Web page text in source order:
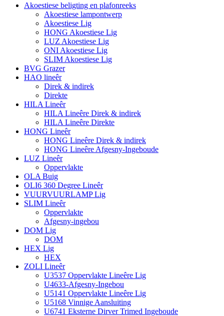
Akoestiese beligting en plafonreeks
Akoestiese lampontwerp
Akoestiese Lig
HONG Akoestiese Lig
LUZ Akoestiese Lig
ONI Akoestiese Lig
SLIM Akoestiese Lig
BVG Grazer
HAO lineêr
Direk & indirek
Direkte
HILA Lineêr
HILA Lineêre Direk & indirek
HILA Lineêre Direkte
HONG Lineêr
HONG Lineêre Direk & indirek
HONG Lineêre Afgesny-Ingeboude
LUZ Lineêr
Oppervlakte
OLA Buig
OLI6 360 Degree Lineêr
VUURVUURLAMP Lig
SLIM Lineêr
Oppervlakte
Afgesny-ingebou
DOM Lig
DOM
HEX Lig
HEX
ZOLI Lineêr
U3537 Oppervlakte Lineêre Lig
U4633-Afgesny-Ingebou
U5141 Oppervlakte Lineêre Lig
U5168 Vinnige Aansluiting
U6741 Eksterne Dirver Trimed Ingeboude